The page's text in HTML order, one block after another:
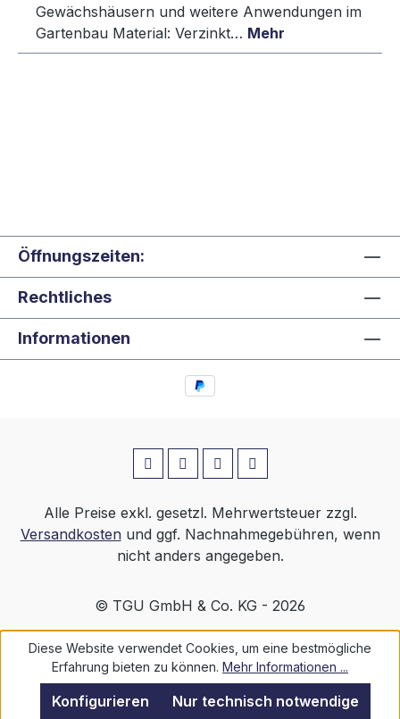
Gewächshäusern und weitere Anwendungen im
Gartenbau Material: Verzinkt… Mehr
Öffnungszeiten:
Rechtliches
Informationen
Alle Preise exkl. gesetzl. Mehrwertsteuer zzgl.
Versandkostenund ggf. Nachnahmegebühren, wenn
nicht anders angegeben.
© TGU GmbH & Co. KG - 2026
Diese Website verwendet Cookies, um eine bestmögliche
Erfahrung bieten zu können. Mehr Informationen ...
Nur technisch notwendige
Konfigurieren